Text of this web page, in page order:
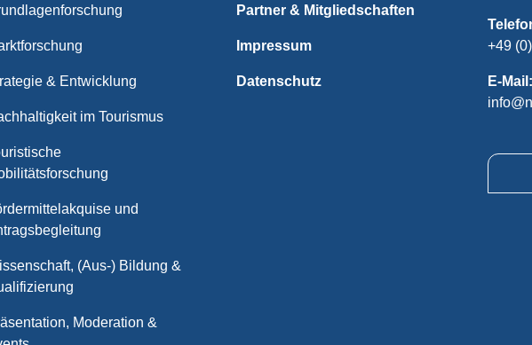
& Entwicklung
im Tourismus
und
(Aus-) Bildung &
Moderation &
Partner & Mitgliedschaften
Impressum
Datenschutz
+49
E-Mail: